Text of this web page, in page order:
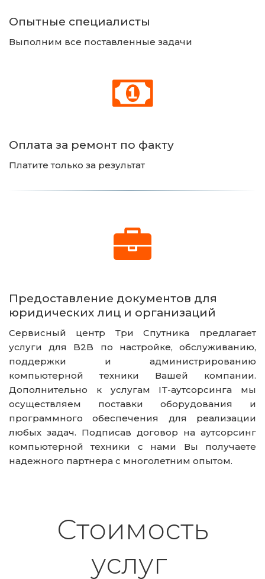
Опытные специалисты
Выполним все поставленные задачи
Оплата за ремонт по факту
Платите только за результат
Предоставление документов для
юридических лиц и организаций
Сервисный центр Три Спутника предлагает
услуги для B2B по настройке, обслуживанию,
поддержки и администрированию
компьютерной техники Вашей компании.
Дополнительно к услугам IT-аутсорсинга мы
осуществляем поставки оборудования и
программного обеспечения для реализации
любых задач. Подписав договор на аутсорсинг
компьютерной техники с нами Вы получаете
надежного партнера с многолетним опытом.
Стоимость
услуг